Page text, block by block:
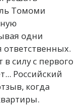
Томоми
одни
силу с первого
Российский
когда